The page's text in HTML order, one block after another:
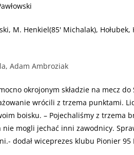
M. Henkiel(85' Michalak), Hołubek,
Adam Ambroziak
okrojonym składzie na mecz
wrócili z trzema punktami.
boisku. – Pojechaliśmy z trzema
nie mogli jechać inni zawodnicy.
dodał wiceprezes klubu Pionier 95